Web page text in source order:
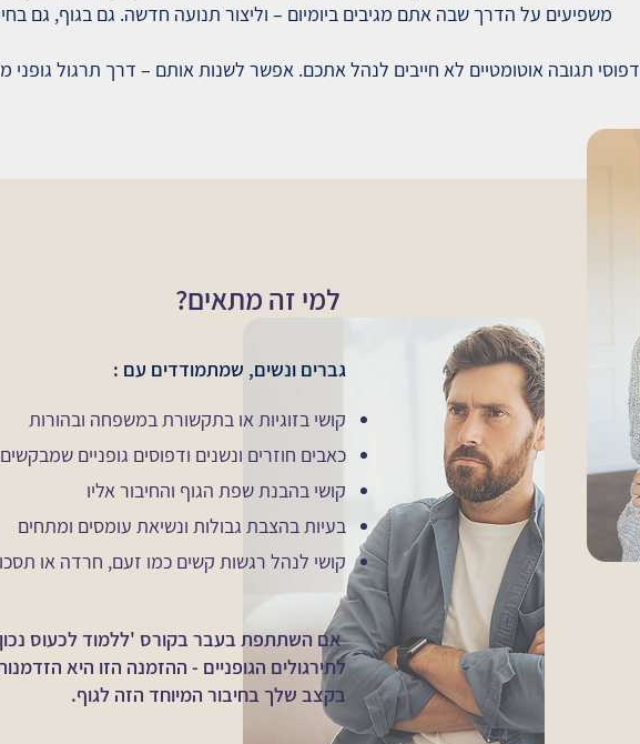
משפיעים על הדרך שבה אתם מגיבים ביומיום – וליצור תנועה חדשה. גם בגוף, גם
דפוסי תגובה אוטומטיים לא חייבים לנהל אתכם. אפשר לשנות אותם – דרך תרגול גופני
למי זה מתאים?
גברים ונשים, שמתמודדים עם :
קושי בזוגיות או בתקשורת במשפחה ובהורות
כאבים חוזרים ונשנים ודפוסים גופניים שמבקשים
קושי בהבנת שפת הגוף והחיבור אליו
בעיות בהצבת גבולות ונשיאת עומסים ומתחים
קושי לנהל רגשות קשים כמו זעם, חרדה או
אם השתתפת בעבר בקורס 'ללמוד לכעוס
לתירגולים הגופניים - ההזמנה הזו היא
בקצב שלך בחיבור המיוחד הזה לגוף.